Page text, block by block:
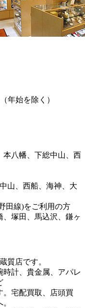
年始を除く）
本八幡、下総中山、西
山、西船、海神、大
田線)をご利用の方
、塚田、馬込沢、鎌ヶ
質店です。
時計、貴金属、アパレ
。宅配買取、店頭買